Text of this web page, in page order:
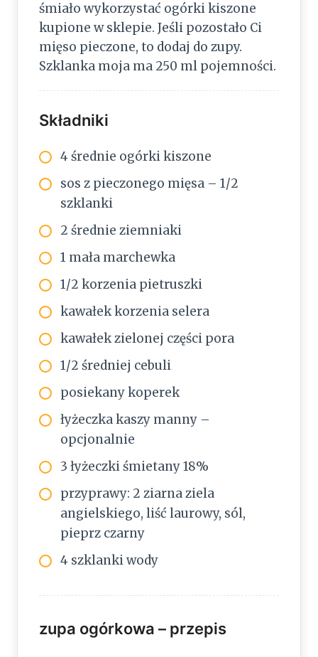
śmiało wykorzystać ogórki kiszone
kupione w sklepie. Jeśli pozostało Ci
mięso pieczone, to dodaj do zupy.
Szklanka moja ma 250 ml pojemności.
Składniki
4 średnie ogórki kiszone
sos z pieczonego mięsa – 1/2
szklanki
2 średnie ziemniaki
1 mała marchewka
1/2 korzenia pietruszki
kawałek korzenia selera
kawałek zielonej części pora
1/2 średniej cebuli
posiekany koperek
łyżeczka kaszy manny –
opcjonalnie
3 łyżeczki śmietany 18%
przyprawy: 2 ziarna ziela
angielskiego, liść laurowy, sól,
pieprz czarny
4 szklanki wody
zupa ogórkowa – przepis